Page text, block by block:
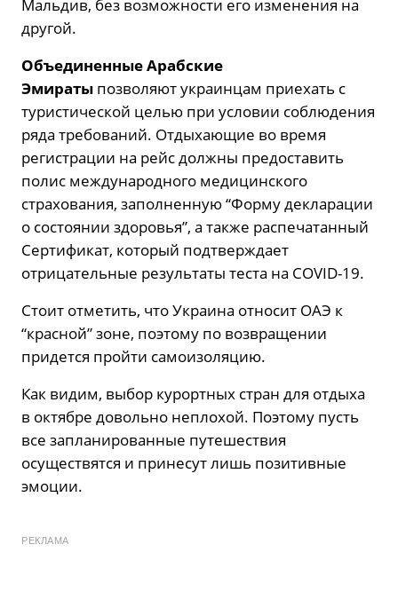
Мальдив, без возможности его изменения на
другой.
Объединенные Арабские
Эмираты позволяют украинцам приехать с
туристической целью при условии соблюдения
ряда требований. Отдыхающие во время
регистрации на рейс должны предоставить
полис международного медицинского
страхования, заполненную “Форму декларации
о состоянии здоровья”, а также распечатанный
Сертификат, который подтверждает
отрицательные результаты теста на COVID-19.
Стоит отметить, что Украина относит ОАЭ к
“красной” зоне, поэтому по возвращении
придется пройти самоизоляцию.
Как видим, выбор курортных стран для отдыха
в октябре довольно неплохой. Поэтому пусть
все запланированные путешествия
осуществятся и принесут лишь позитивные
эмоции.
РЕКЛАМА